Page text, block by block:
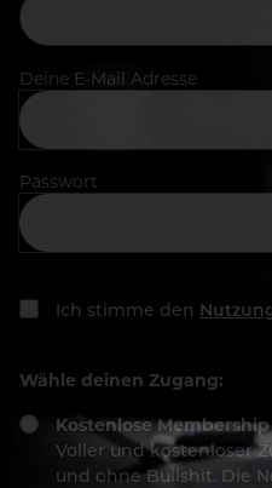
Deine E-Mail Adresse
Passwort
Ich stimme den
Wähle deinen Zugang:
Kostenlose
Voller und kostenloser
und ohne Bullshit. Die